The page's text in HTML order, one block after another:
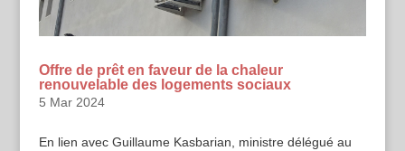
Offre de prêt en faveur de la chaleur
renouvelable des logements sociaux
5 Mar 2024
En lien avec Guillaume Kasbarian, ministre délégué au